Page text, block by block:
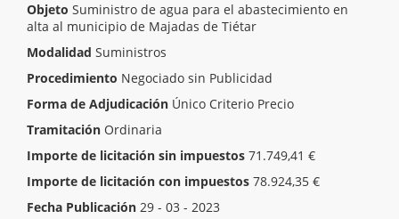
Objeto Suministro de agua para el abastecimiento en
alta al municipio de Majadas de Tiétar
Modalidad Suministros
Procedimiento Negociado sin Publicidad
Forma de Adjudicación Único Criterio Precio
Tramitación Ordinaria
Importe de licitación sin impuestos 71.749,41 €
Importe de licitación con impuestos 78.924,35 €
Fecha Publicación 29 - 03 - 2023